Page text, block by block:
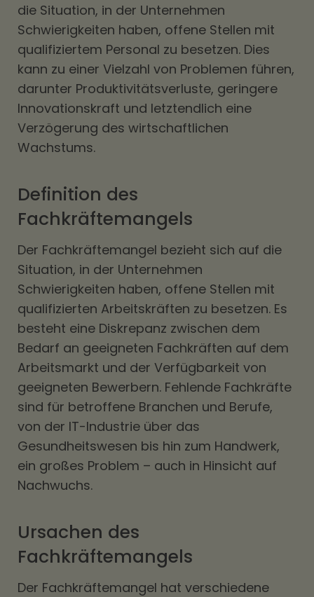
die Situation, in der Unternehmen
Schwierigkeiten haben, offene Stellen mit
qualifiziertem Personal zu besetzen. Dies
kann zu einer Vielzahl von Problemen führen,
darunter Produktivitätsverluste, geringere
Innovationskraft und letztendlich eine
Verzögerung des wirtschaftlichen
Wachstums.
Definition des
Fachkräftemangels
Der Fachkräftemangel bezieht sich auf die
Situation, in der Unternehmen
Schwierigkeiten haben, offene Stellen mit
qualifizierten Arbeitskräften zu besetzen. Es
besteht eine Diskrepanz zwischen dem
Bedarf an geeigneten Fachkräften auf dem
Arbeitsmarkt und der Verfügbarkeit von
geeigneten Bewerbern. Fehlende Fachkräfte
sind für betroffene Branchen und Berufe,
von der IT-Industrie über das
Gesundheitswesen bis hin zum Handwerk,
ein großes Problem – auch in Hinsicht auf
Nachwuchs.
Ursachen des
Fachkräftemangels
Der Fachkräftemangel hat verschiedene